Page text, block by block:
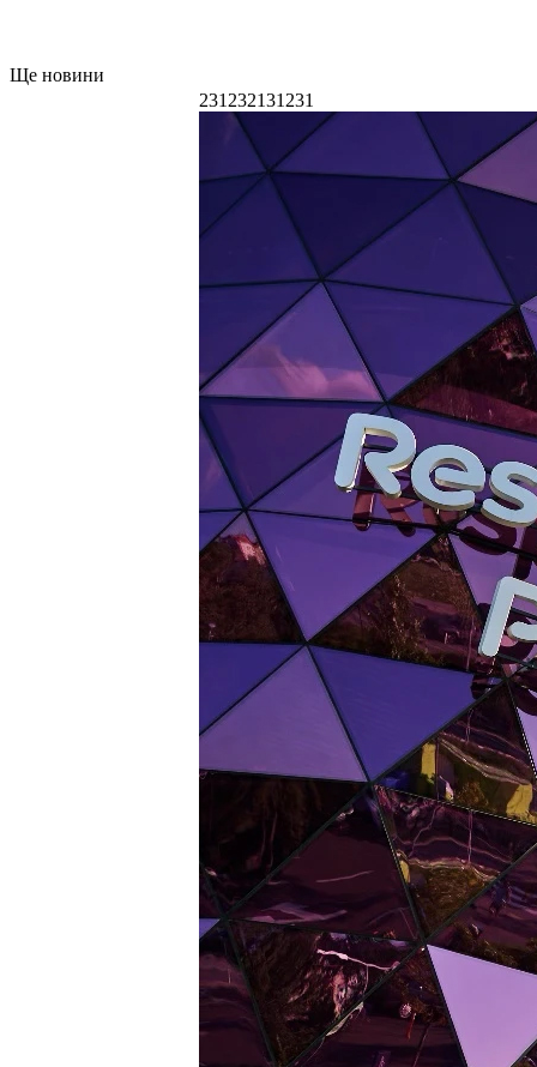
Ще новини
231232131231